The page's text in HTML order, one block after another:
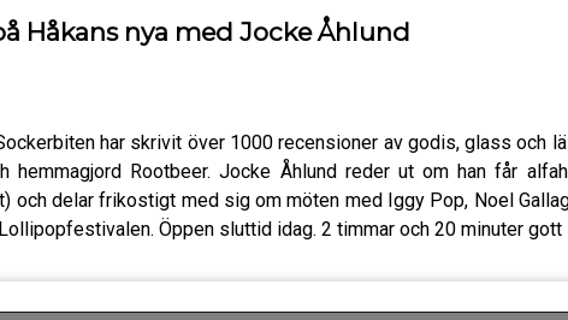
Håkans nya med Jocke Åhlund
har skrivit över 1000 recensioner av godis, glass och
hemmagjord Rootbeer. Jocke Åhlund reder ut om han får
och delar frikostigt med sig om möten med Iggy Pop, Noel
Öppen sluttid idag. 2 timmar och 20 minuter gott